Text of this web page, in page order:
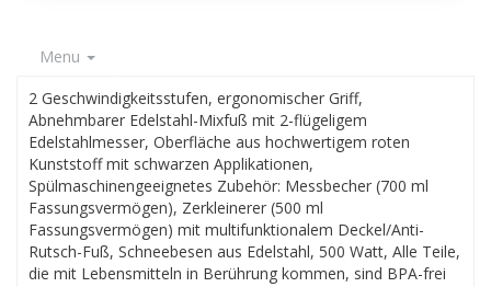
Menu
2 Geschwindigkeitsstufen, ergonomischer Griff,
Abnehmbarer Edelstahl-Mixfuß mit 2-flügeligem
Edelstahlmesser, Oberfläche aus hochwertigem roten
Kunststoff mit schwarzen Applikationen,
Spülmaschinengeeignetes Zubehör: Messbecher (700 ml
Fassungsvermögen), Zerkleinerer (500 ml
Fassungsvermögen) mit multifunktionalem Deckel/Anti-
Rutsch-Fuß, Schneebesen aus Edelstahl, 500 Watt, Alle Teile,
die mit Lebensmitteln in Berührung kommen, sind BPA-frei